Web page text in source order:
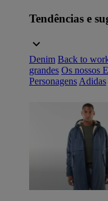
Tendências e
Denim Back to
grandes Os nossos
Personagens Adidas